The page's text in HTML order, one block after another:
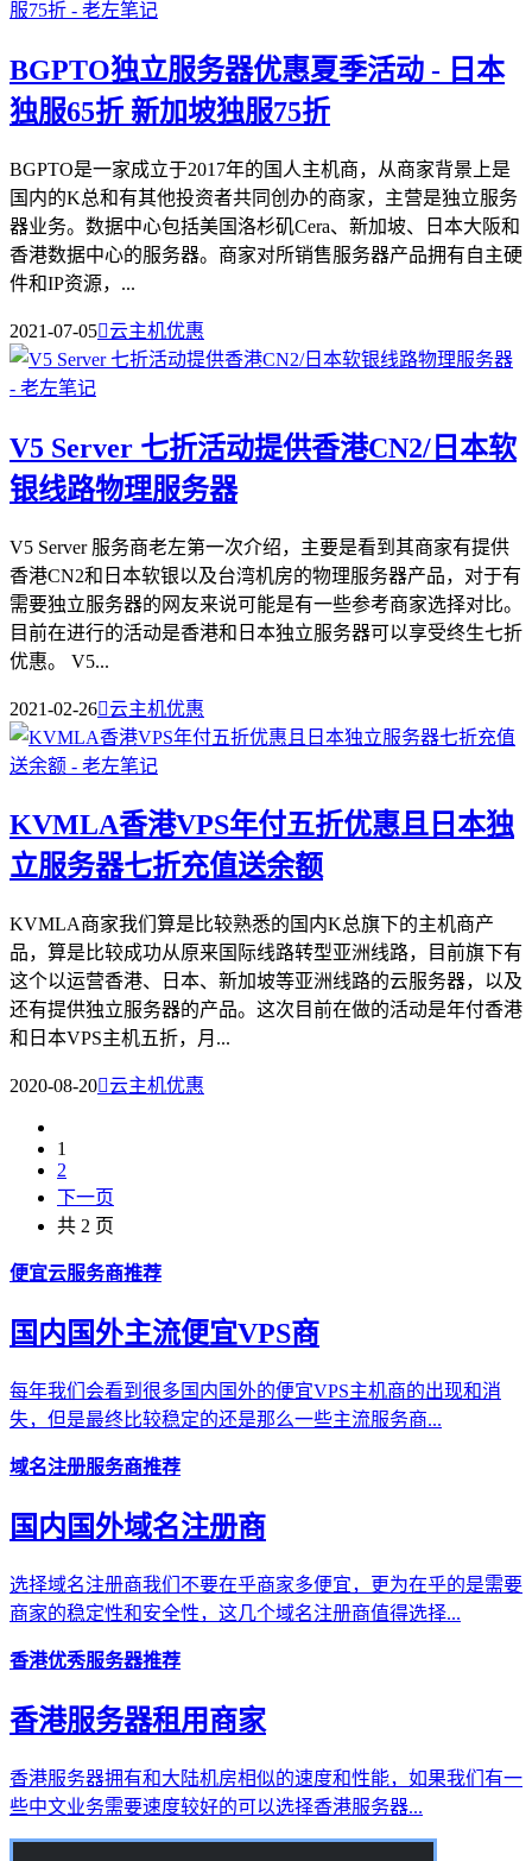
BGPTO独立服务器优惠夏季活动 - 日本
独服65折 新加坡独服75折
BGPTO是一家成立于2017年的国人主机商，从商家背景上是
国内的K总和有其他投资者共同创办的商家，主营是独立服务
器业务。数据中心包括美国洛杉矶Cera、新加坡、日本大阪和
香港数据中心的服务器。商家对所销售服务器产品拥有自主硬
件和IP资源，...
2021-07-05云主机优惠
V5 Server 七折活动提供香港CN2/日本软
银线路物理服务器
V5 Server 服务商老左第一次介绍，主要是看到其商家有提供
香港CN2和日本软银以及台湾机房的物理服务器产品，对于有
需要独立服务器的网友来说可能是有一些参考商家选择对比。
目前在进行的活动是香港和日本独立服务器可以享受终生七折
优惠。 V5...
2021-02-26云主机优惠
KVMLA香港VPS年付五折优惠且日本独
立服务器七折充值送余额
KVMLA商家我们算是比较熟悉的国内K总旗下的主机商产
品，算是比较成功从原来国际线路转型亚洲线路，目前旗下有
这个以运营香港、日本、新加坡等亚洲线路的云服务器，以及
还有提供独立服务器的产品。这次目前在做的活动是年付香港
和日本VPS主机五折，月...
2020-08-20云主机优惠
1
2
下一页
共 2 页
便宜云服务商推荐
国内国外主流便宜VPS商
每年我们会看到很多国内国外的便宜VPS主机商的出现和消
失，但是最终比较稳定的还是那么一些主流服务商...
域名注册服务商推荐
国内国外域名注册商
选择域名注册商我们不要在乎商家多便宜，更为在乎的是需要
商家的稳定性和安全性，这几个域名注册商值得选择...
香港优秀服务器推荐
香港服务器租用商家
香港服务器拥有和大陆机房相似的速度和性能，如果我们有一
些中文业务需要速度较好的可以选择香港服务器...